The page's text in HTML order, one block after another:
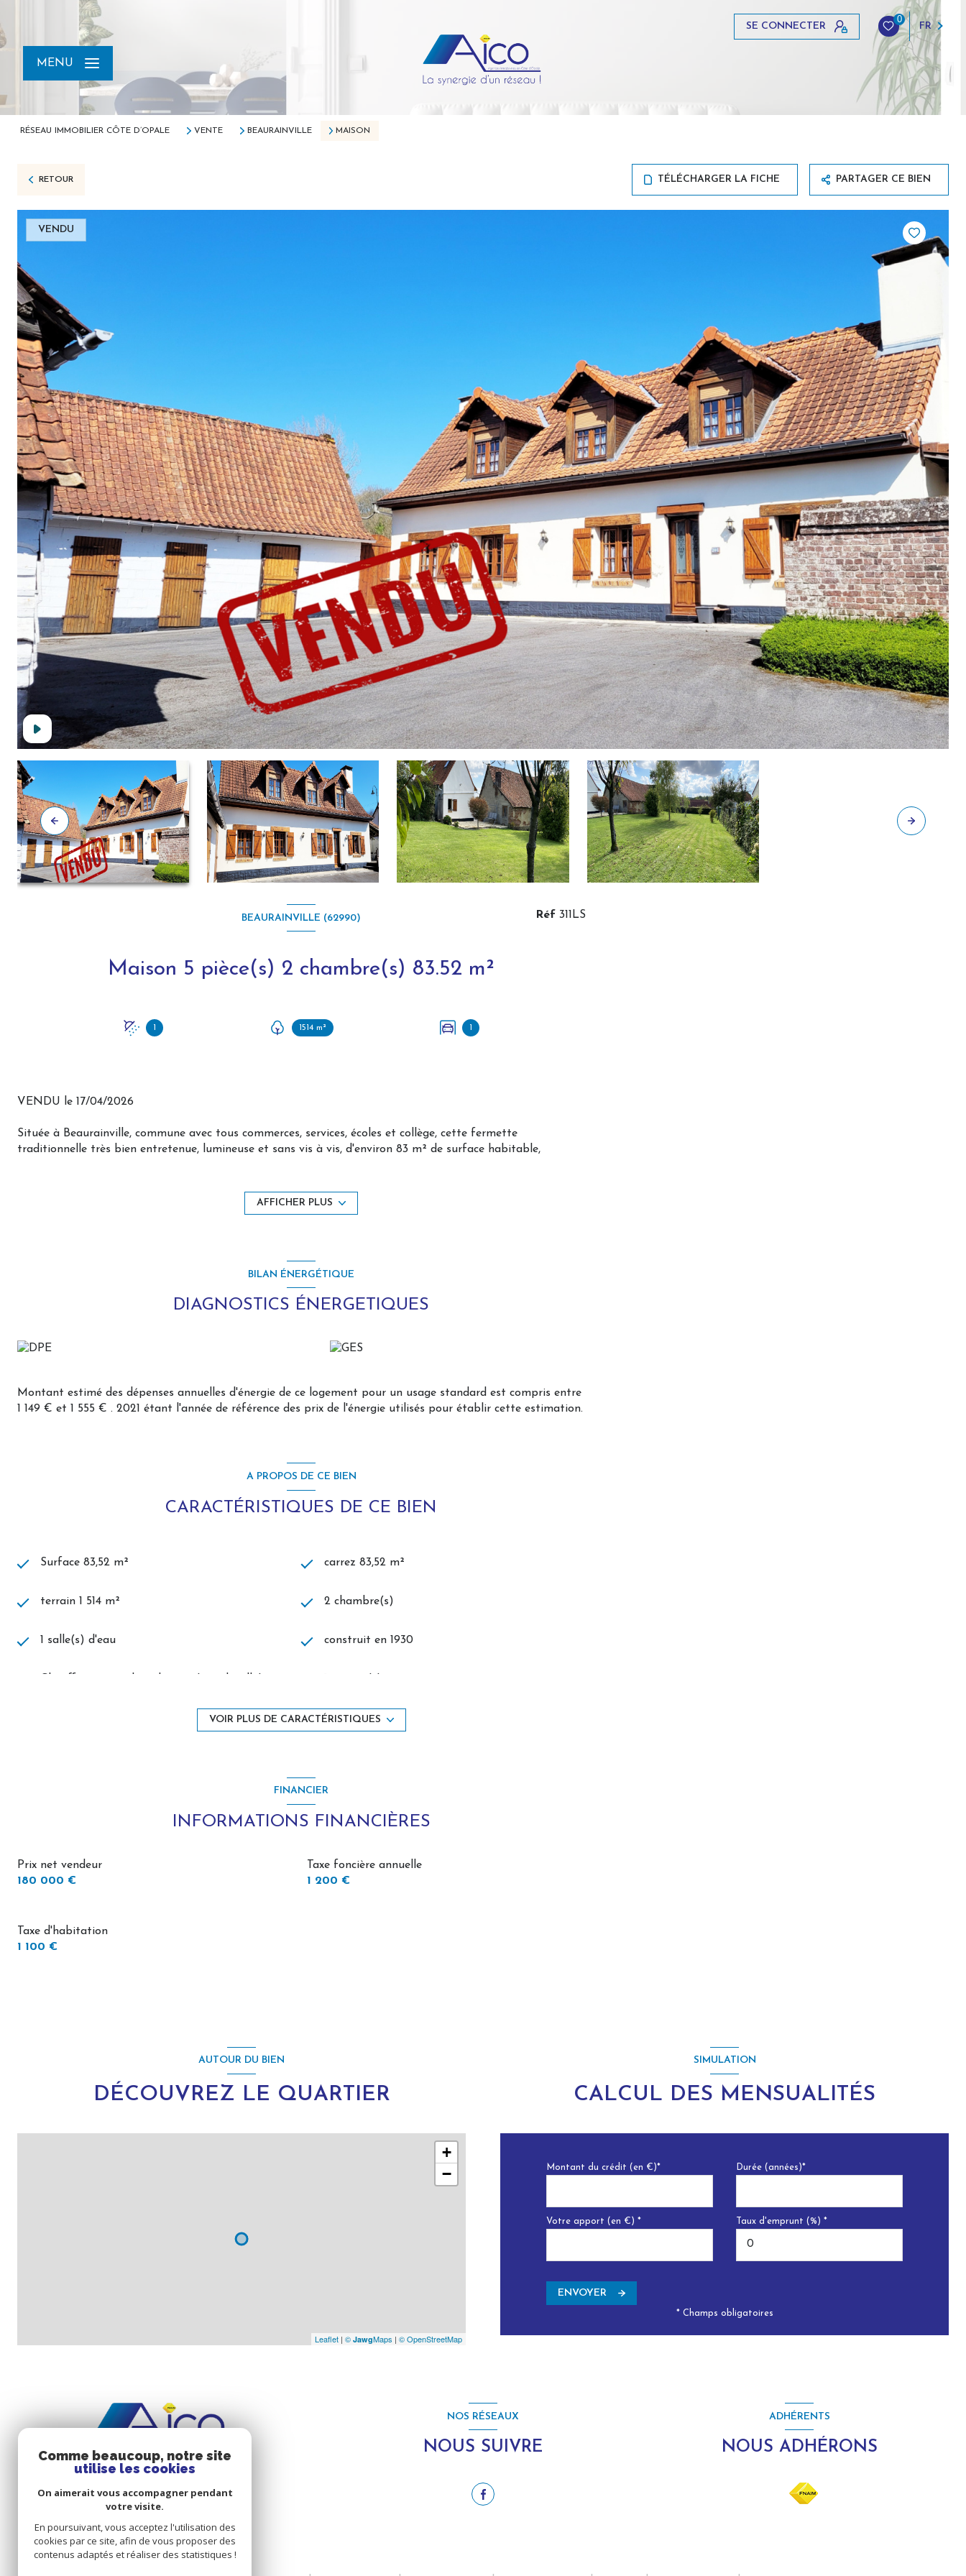
SE CONNECTER
0
FR
MENU
RÉSEAU IMMOBILIER CÔTE D’OPALE VENTE BEAURAINVILLE MAISON
RETOUR TÉLÉCHARGER LA FICHE PARTAGER CE BIEN
VENDU
BEAURAINVILLE (62990)
Maison 5 pièce(s) 2 chambre(s) 83.52 m²
1 1514 m² 1
Réf 311LS
VENDU le 17/04/2026
Située à Beaurainville, commune avec tous commerces, services, écoles et collège, cette fermette
traditionnelle très bien entretenue, lumineuse et sans vis à vis, d'environ 83 m² de surface habitable,
Enfilade des pièces de vie, toutes exposées plein sud
- pièce d'accueil équipée d'une cheminée avec four à pain.
Dépendances de plus de 200m², composées d'anciennes étables aménageables pour extension de
garage, grange typique, plusieurs petites remises...
Terrasse couverte avec cuisine d'été et cheminée barbecue, seconde terrasse sur jardin, exposée sud ouest
Chauffage au gaz de ville avec chaudière à production d'eau chaude .
Fort potentiel pour cette propriété de charme, sans travaux structurels, permettant de nouveaux
aménagements fonction du projet, et bénéficiant de la proximité des commodités, le tout à 15 mn de
conseillère en immobilier, joignable 7 jours/7
www.georisques.gouv.fr.
AFFICHER PLUS
BILAN ÉNERGÉTIQUE
DIAGNOSTICS ÉNERGETIQUES
Montant estimé des dépenses annuelles d'énergie de ce logement pour un usage standard est compris entre
1 149 € et 1 555 € . 2021 étant l'année de référence des prix de l'énergie utilisés pour établir cette estimation.
A PROPOS DE CE BIEN
CARACTÉRISTIQUES DE CE BIEN
Surface 83,52 m² carrez 83,52 m²
terrain 1 514 m² 2 chambre(s)
1 salle(s) d'eau construit en 1930
2 niveau(x)
VOIR PLUS DE CARACTÉRISTIQUES
FINANCIER
INFORMATIONS FINANCIÈRES
Prix net vendeur
180 000 €
Taxe foncière annuelle
1 200 €
Taxe d'habitation
1 100 €
AUTOUR DU BIEN
DÉCOUVREZ LE QUARTIER
+
−
Leaflet | © JawgMaps | © OpenStreetMap
SIMULATION
CALCUL DES MENSUALITÉS
Montant du crédit (en €)* Durée (années)*
Votre apport (en €) * Taux d'emprunt (%) *
ENVOYER
* Champs obligatoires
NOS RÉSEAUX
NOUS SUIVRE
ADHÉRENTS
NOUS ADHÉRONS
Comme beaucoup, notre site
utilise les cookies
On aimerait vous accompagner pendant
votre visite.
En poursuivant, vous acceptez l'utilisation des
cookies par ce site, afin de vous proposer des
contenus adaptés et réaliser des statistiques !